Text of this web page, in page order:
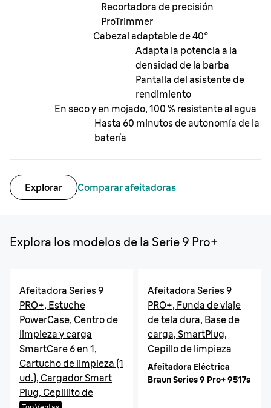
Recortadora de precisión
ProTrimmer
Cabezal adaptable de 40°
Adapta la potencia a la
densidad de la barba
Pantalla del asistente de
rendimiento
En seco y en mojado, 100 % resistente al agua
Hasta 60 minutos de autonomía de la
batería
Explorar Comparar afeitadoras
Explora los modelos de la Serie 9 Pro+
Afeitadora Series 9
PRO+, Estuche
PowerCase, Centro de
limpieza y carga
SmartCare 6 en 1,
Cartucho de limpieza (1
ud.), Cargador Smart
Plug, Cepillito de
Afeitadora Series 9
PRO+, Funda de viaje
de tela dura, Base de
carga, SmartPlug,
Cepillo de limpieza
Afeitadora Eléctrica
Braun Series 9 Pro+ 9517s